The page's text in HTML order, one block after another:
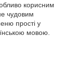
корисним
чудовим
прості у
мовою.